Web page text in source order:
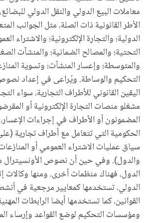
معاملات البيع الدولي والنقل الدولي
الأطر القانونية ذات الصلة، مثل الجوانب
الدولية؛ والتجارة الإلكترونية؛ والاشتراء
التحتية؛ والمصالح الضمانية؛ والمنشآت
والمتوسطة؛ وإعسار المنشآت؛ وتسوية
التحكيم والوساطة. ويُراعى في إعداد
اليقين القانوني للأطراف التجارية، سواء
مشغلو منصات التجارة الإلكترونية أو
المضمونون أو الأطراف في إجراءات
الحكومية التي تتعامل مع أطراف تجارية
سياق عمليات الاشتراء العمومي أو
والدول). وفي حين أن نصوص الأونسيترال
الدول، فهناك منظمات أخرى، ومنها وكالات
الدولي، تستخدمها كمعايير مرجعية في
القوانين، كما تستخدمها أيضا الرابطات
ومؤسسات التحكيم لوضع القواعد وإرساء